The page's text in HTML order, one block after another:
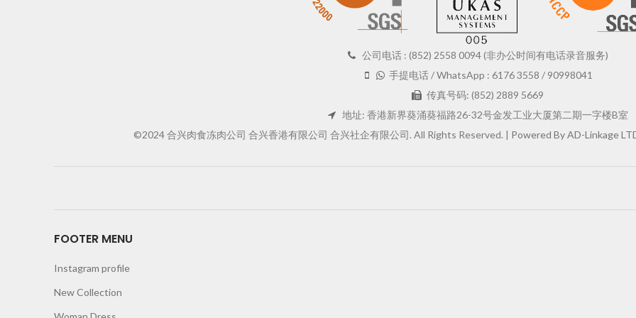
公司电话 : (852) 2558 0094 (非办公时间有电话录音服务)
手提电话 / WhatsApp : 6176 3558 / 90998041
传真号码: (852) 2889 5669
地址: 香港新界葵涌葵福路26-32号金发工业大厦第二期一字楼B室
©2024 合兴肉食冻肉公司 合兴香港有限公司 合兴社企有限公司. All Rights Reserved. | Powered By AD-Linkage
FOOTER MENU
Instagram profile
New Collection